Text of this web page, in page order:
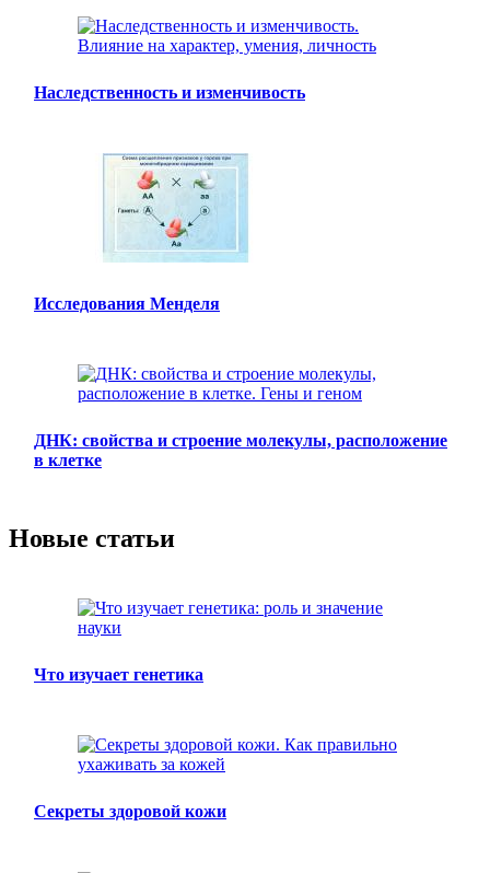
Наследственность и изменчивость
Исследования Менделя
ДНК: свойства и строение молекулы, расположение
в клетке
Новые статьи
Что изучает генетика
Секреты здоровой кожи